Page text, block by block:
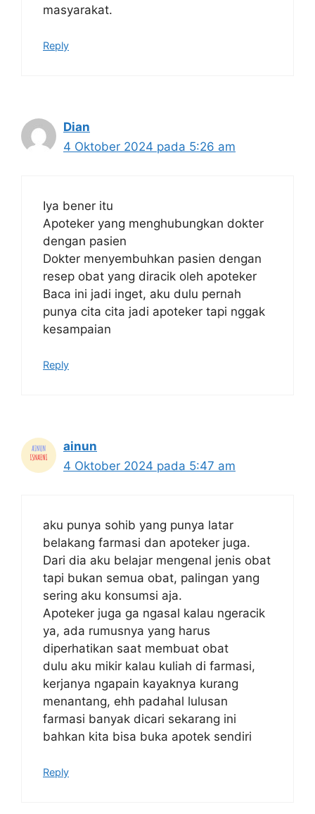
masyarakat.
Reply
Dian
4 Oktober 2024 pada 5:26 am
Iya bener itu
Apoteker yang menghubungkan dokter
dengan pasien
Dokter menyembuhkan pasien dengan
resep obat yang diracik oleh apoteker
Baca ini jadi inget, aku dulu pernah
punya cita cita jadi apoteker tapi nggak
kesampaian
Reply
ainun
4 Oktober 2024 pada 5:47 am
aku punya sohib yang punya latar
belakang farmasi dan apoteker juga.
Dari dia aku belajar mengenal jenis obat
tapi bukan semua obat, palingan yang
sering aku konsumsi aja.
Apoteker juga ga ngasal kalau ngeracik
ya, ada rumusnya yang harus
diperhatikan saat membuat obat
dulu aku mikir kalau kuliah di farmasi,
kerjanya ngapain kayaknya kurang
menantang, ehh padahal lulusan
farmasi banyak dicari sekarang ini
bahkan kita bisa buka apotek sendiri
Reply